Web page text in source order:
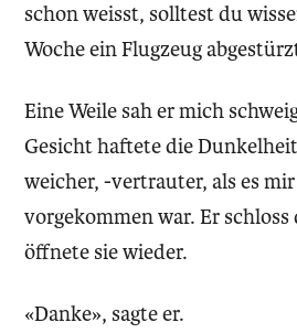
schon weisst, solltest du
Woche ein Flugzeug
Eine Weile sah er mich
Gesicht haftete die
weicher, -vertrauter, als es
vorgekommen war. Er
öffnete sie wieder.
«Danke», sagte er.